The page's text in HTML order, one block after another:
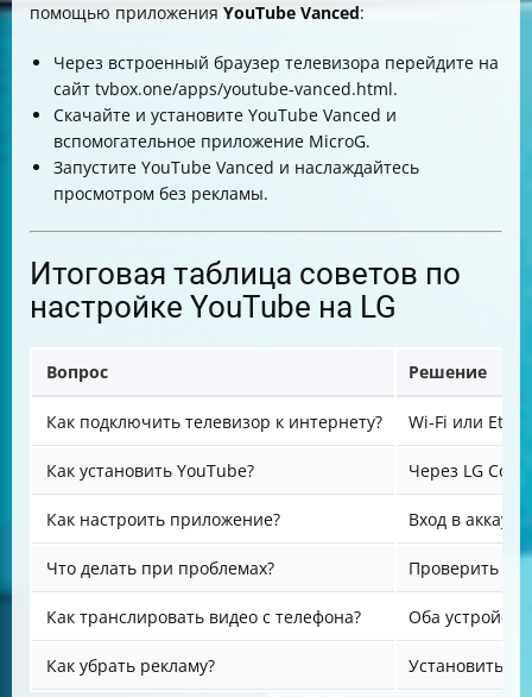
помощью приложения YouTube Vanced:
Через встроенный браузер телевизора перейдите на
сайт tvbox.one/apps/youtube-vanced.html.
Скачайте и установите YouTube Vanced и
вспомогательное приложение MicroG.
Запустите YouTube Vanced и наслаждайтесь
просмотром без рекламы.
Итоговая таблица советов по
настройке YouTube на LG
Вопрос Решение
Как подключить телевизор к интернету? Wi-Fi или
Как установить YouTube? Через LG
Как настроить приложение? Вход в
Что делать при проблемах? Проверить
Как транслировать видео с телефона? Оба
Как убрать рекламу? Установить